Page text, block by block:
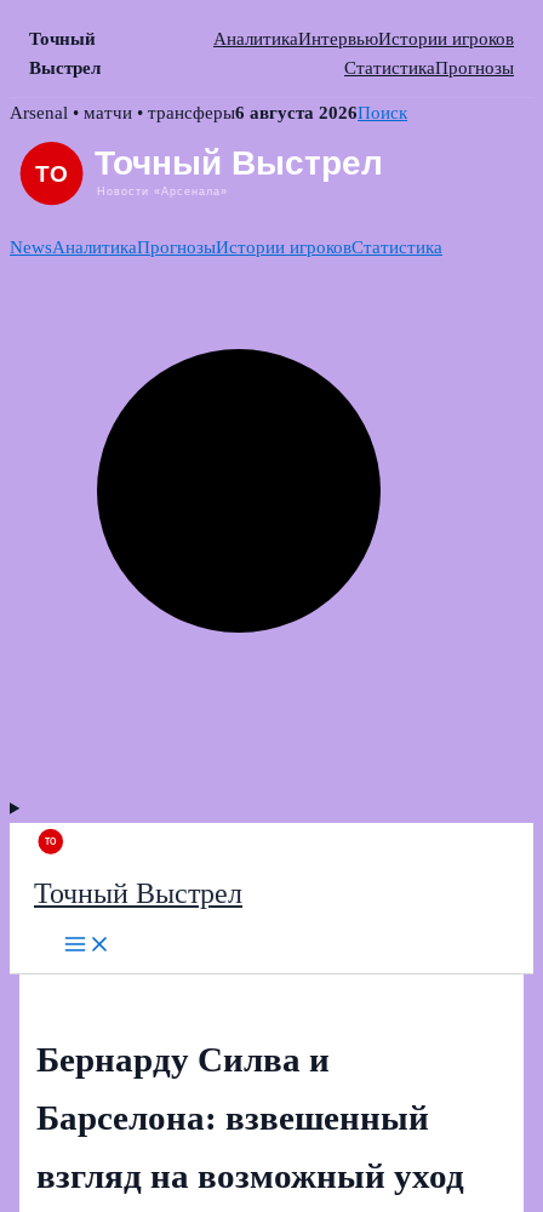
Точный
Выстрел
АналитикаИнтервьюИстории игроков
СтатистикаПрогнозы
Skip
content
Arsenal • матчи • трансферы6 августа 2026Поиск
NewsАналитикаПрогнозыИстории игроковСтатистика
Точный Выстрел
Бернарду Силва и
Барселона: взвешенный
взгляд на возможный уход